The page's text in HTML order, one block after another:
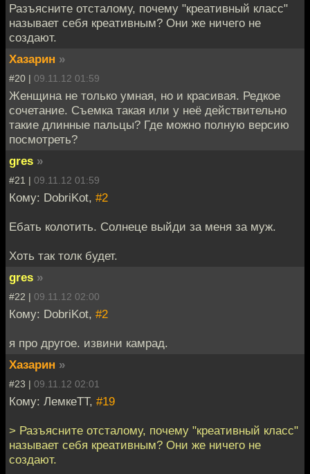
Разъясните отсталому, почему "креативный класс"
называет себя креативным? Они же ничего не
создают.
Хазарин »
#20 | 09.11.12 01:59
Женщина не только умная, но и красивая. Редкое
сочетание. Съемка такая или у неё действительно
такие длинные пальцы? Где можно полную версию
посмотреть?
gres »
#21 | 09.11.12 01:59
Кому: DobriKot, #2
Ебать колотить. Солнеце выйди за меня за муж.
Хоть так толк будет.
gres »
#22 | 09.11.12 02:00
Кому: DobriKot, #2
я про другое. извини камрад.
Хазарин »
#23 | 09.11.12 02:01
Кому: ЛемкеТТ, #19
> Разъясните отсталому, почему "креативный класс"
называет себя креативным? Они же ничего не
создают.